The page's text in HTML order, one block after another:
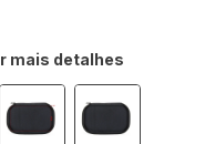
mais detalhes